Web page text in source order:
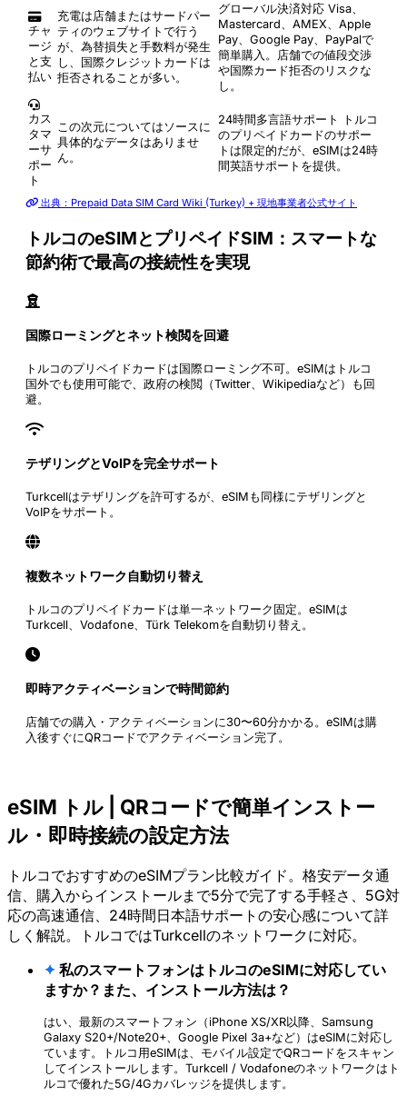
チャ
ージ
と支
払い
充電は店舗またはサードパー
ティのウェブサイトで行う
が、為替損失と手数料が発生
し、国際クレジットカードは
拒否されることが多い。
グローバル決済対応 Visa、
Mastercard、AMEX、Apple
Pay、Google Pay、PayPalで
簡単購入。店舗での値段交渉
や国際カード拒否のリスクな
し。
カス
タマ
ーサ
ポー
ト
この次元についてはソースに
具体的なデータはありませ
ん。
24時間多言語サポート
トルコ
のプリペイドカードのサポー
トは限定的だが、eSIMは24時
間英語サポートを提供。
出典：Prepaid Data SIM Card Wiki (Turkey) + 現地事業者公式サイト
トルコのeSIMとプリペイドSIM：スマートな
節約術で最高の接続性を実現
国際ローミングとネット検閲を回避
トルコのプリペイドカードは国際ローミング不可。eSIMはトルコ
国外でも使用可能で、政府の検閲（Twitter、Wikipediaなど）も回
避。
テザリングとVoIPを完全サポート
Turkcellはテザリングを許可するが、eSIMも同様にテザリングと
VoIPをサポート。
複数ネットワーク自動切り替え
トルコのプリペイドカードは単一ネットワーク固定。eSIMは
Turkcell、Vodafone、Türk Telekomを自動切り替え。
即時アクティベーションで時間節約
店舗での購入・アクティベーションに30〜60分かかる。eSIMは購
入後すぐにQRコードでアクティベーション完了。
eSIM トル | QRコードで簡単インストー
ル・即時接続の設定方法
トルコでおすすめのeSIMプラン比較ガイド。格安データ通
信、購入からインストールまで5分で完了する手軽さ、5G対
応の高速通信、24時間日本語サポートの安心感について詳
しく解説。トルコではTurkcellのネットワークに対応。
✦ 私のスマートフォンはトルコのeSIMに対応してい
ますか？また、インストール方法は？
はい、最新のスマートフォン（iPhone XS/XR以降、Samsung
Galaxy S20+/Note20+、Google Pixel 3a+など）はeSIMに対応し
ています。トルコ用eSIMは、モバイル設定でQRコードをスキャン
してインストールします。Turkcell / Vodafoneのネットワークはト
ルコで優れた5G/4Gカバレッジを提供します。